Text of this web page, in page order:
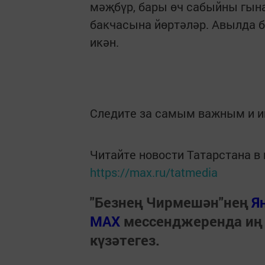
мәҗбүр, бары өч сабыйны
бакчасына йөртәләр. Авылда
икән.
Следите за самым важным и
Читайте новости Татарстана
https://max.ru/tatmedia
"Безнең Чирмешән"нең
МАХ мессенджеренда
күзәтегез.